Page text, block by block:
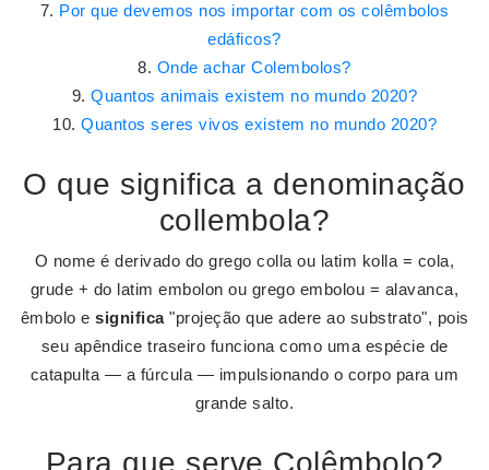
Por que devemos nos importar com os colêmbolos
edáficos?
Onde achar Colembolos?
Quantos animais existem no mundo 2020?
Quantos seres vivos existem no mundo 2020?
O que significa a denominação
collembola?
O nome é derivado do grego colla ou latim kolla = cola,
grude + do latim embolon ou grego embolou = alavanca,
êmbolo e significa"projeção que adere ao substrato", pois
seu apêndice traseiro funciona como uma espécie de
catapulta — a fúrcula — impulsionando o corpo para um
grande salto.
Para que serve Colêmbolo?